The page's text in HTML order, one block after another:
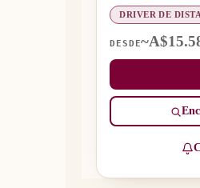
DRIVER DE
DESDE